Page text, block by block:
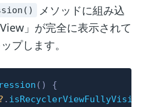
メソッドに組み込
」が完全に表示されて
プします。
( )
{
.